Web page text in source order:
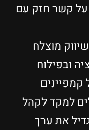
על קשר חזק עם
מוצלח
ובפילוח
קמפיינים
למקד לקהל
את ערך